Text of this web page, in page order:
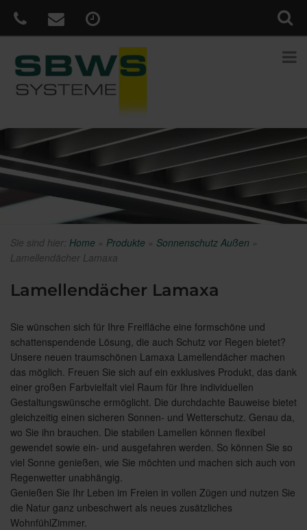
Sie sind hier: Home » Produkte » Sonnenschutz Außen »
Lamellendächer Lamaxa
Lamellendächer Lamaxa
Sie wünschen sich für Ihre Freifläche eine formschöne und
schattenspendende Lösung, die auch Schutz vor Regen bietet?
Unsere neuen traumschönen Lamaxa Lamellendächer machen
das möglich. Freuen Sie sich auf ein exklusives Produkt, das dank
einer großen Farbvielfalt viel Raum für Ihre individuellen
Gestaltungswünsche ermöglicht. Die durchdachte Bauweise bietet
gleichzeitig einen sicheren Sonnen- und Wetterschutz. Genau da,
wo Sie ihn brauchen. Die stabilen Lamellen können flexibel
gewendet sowie ein- und ausgefahren werden. So können Sie so
viel Sonne genießen, wie Sie möchten und machen sich auch von
Regenwetter unabhängig.
Genießen Sie Ihr Leben im Freien in vollen Zügen und nutzen Sie
die Natur ganz unbeschwert als neues zusätzliches
WohnfühlZimmer.